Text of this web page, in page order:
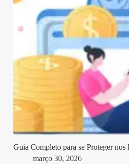
Guia Completo para se Proteger nos
março 30, 2026